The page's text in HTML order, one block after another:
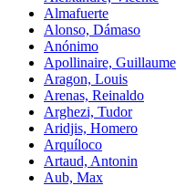
Almafuerte
Alonso, Dámaso
Anónimo
Apollinaire, Guillaume
Aragon, Louis
Arenas, Reinaldo
Arghezi, Tudor
Aridjis, Homero
Arquíloco
Artaud, Antonin
Aub, Max